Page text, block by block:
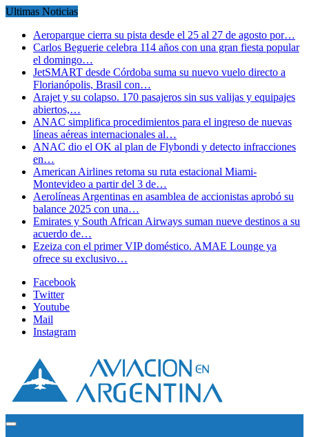
Ultimas Noticias
Aeroparque cierra su pista desde el 25 al 27 de agosto por…
Carlos Beguerie celebra 114 años con una gran fiesta popular
el domingo…
JetSMART desde Córdoba suma su nuevo vuelo directo a
Florianópolis, Brasil con…
Arajet y su colapso. 170 pasajeros sin sus valijas y equipajes
abiertos,…
ANAC simplifica procedimientos para el ingreso de nuevas
líneas aéreas internacionales al…
ANAC dio el OK al plan de Flybondi y detecto infracciones
en…
American Airlines retoma su ruta estacional Miami-
Montevideo a partir del 3 de…
Aerolíneas Argentinas en asamblea de accionistas aprobó su
balance 2025 con una…
Emirates y South African Airways suman nueve destinos a su
acuerdo de…
Ezeiza con el primer VIP doméstico. AMAE Lounge ya
ofrece su exclusivo…
Facebook
Twitter
Youtube
Mail
Instagram